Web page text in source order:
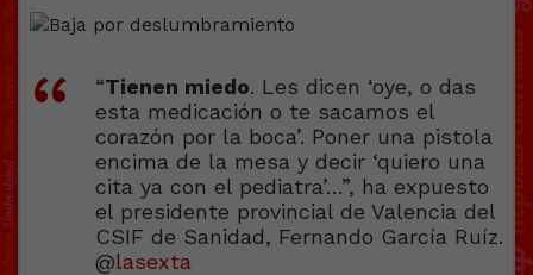
“Tienen miedo. Les dicen ‘oye, o das
esta medicación o te sacamos el
corazón por la boca’. Poner una pistola
encima de la mesa y decir ‘quiero una
cita ya con el pediatra’…”, ha expuesto
el presidente provincial de Valencia del
CSIF de Sanidad, Fernando García Ruíz.
@lasexta